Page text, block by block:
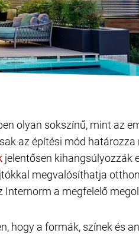
olyan sokszínű, mint az
az építési mód
jelentősen kihangsúlyozzák
megvalósíthatja
Internorm a megfelelő
hogy a formák, színek és